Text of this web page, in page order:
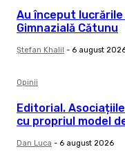
Au început lucrările
Gimnazială Cătunu
Ştefan Khalil - 6 august
Opinii
Editorial.
cu propriul model
Dan Luca - 6 august 2026